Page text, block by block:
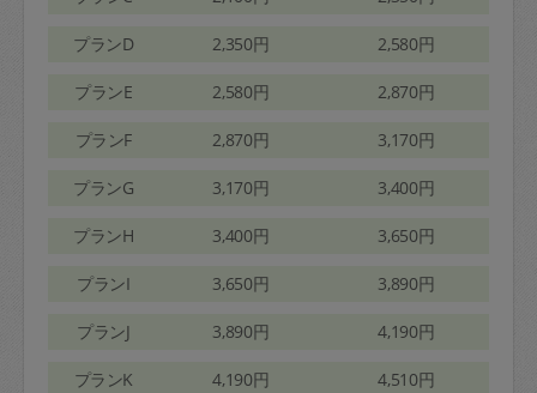
プランD 2,350円 2,580円
プランE 2,580円 2,870円
プランF 2,870円 3,170円
プランG 3,170円 3,400円
プランH 3,400円 3,650円
プランI 3,650円 3,890円
プランJ 3,890円 4,190円
プランK 4,190円 4,510円